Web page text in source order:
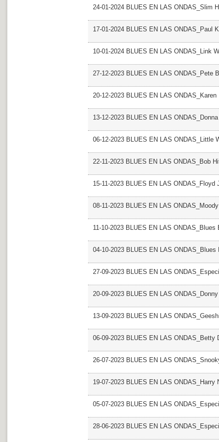
24-01-2024 BLUES EN LAS ONDAS_Slim
17-01-2024 BLUES EN LAS ONDAS_Paul
10-01-2024 BLUES EN LAS ONDAS_Link
27-12-2023 BLUES EN LAS ONDAS_Pete
20-12-2023 BLUES EN LAS ONDAS_Karen
13-12-2023 BLUES EN LAS
06-12-2023 BLUES EN LAS ONDAS_Little
22-11-2023 BLUES EN LAS ONDAS_Bob
15-11-2023 BLUES EN LAS ONDAS_Floyd
08-11-2023 BLUES EN LAS
11-10-2023 BLUES EN LAS
04-10-2023 BLUES EN LAS
27-09-2023 BLUES EN LAS
20-09-2023 BLUES EN LAS
13-09-2023 BLUES EN LAS
06-09-2023 BLUES EN LAS ONDAS_Betty
26-07-2023 BLUES EN LAS
19-07-2023 BLUES EN LAS ONDAS_Harry
05-07-2023 BLUES EN LAS
28-06-2023 BLUES EN LAS